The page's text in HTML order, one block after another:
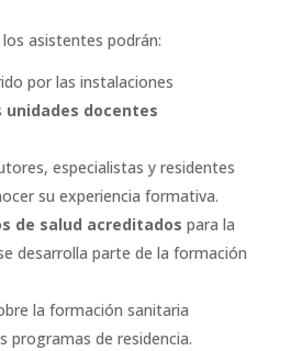
asistentes podrán:
por las instalaciones
unidades docentes
especialistas y residentes
su experiencia formativa.
de salud acreditados para la
desarrolla parte de la formación
la formación sanitaria
programas de residencia.